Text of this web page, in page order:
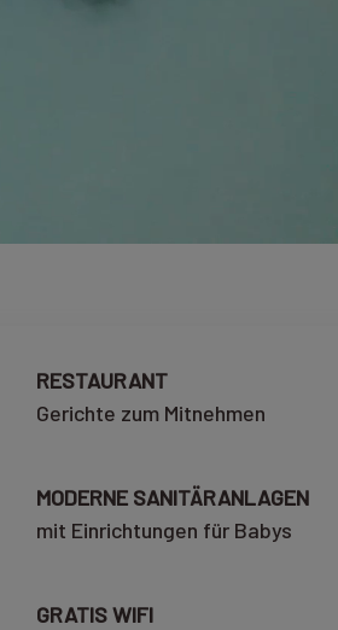
RESTAURANT
Gerichte zum Mitnehmen
MODERNE SANITÄRANLAGEN
mit Einrichtungen für Babys
GRATIS WIFI